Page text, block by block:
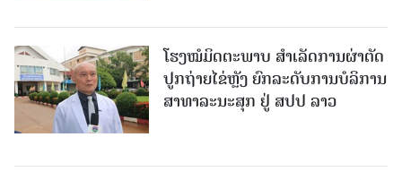
ໂຮງໝໍມິດຕະພາບ ສໍາເລັດການຜ່າຕັດ
ປູກຖ່າຍໄຂ່ຫຼັງ ຍົກລະດັບການບໍລິການ
ສາທາລະນະສຸກ ຢູ່ ສປປ ລາວ